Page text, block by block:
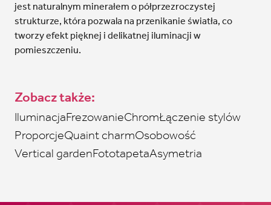
jest naturalnym minerałem o półprzezroczystej
strukturze, która pozwala na przenikanie światła, co
tworzy efekt pięknej i delikatnej iluminacji w
pomieszczeniu.
Zobacz także:
IluminacjaFrezowanieChromŁączenie stylów
ProporcjeQuaint charmOsobowość
Vertical gardenFototapetaAsymetria